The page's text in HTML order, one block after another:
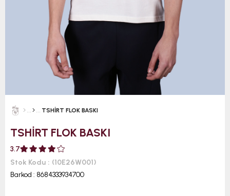
TSHİRT FLOK BASKI
TSHİRT FLOK BASKI
3.7
Stok Kodu
(10E26W001)
Barkod : 8684333934700